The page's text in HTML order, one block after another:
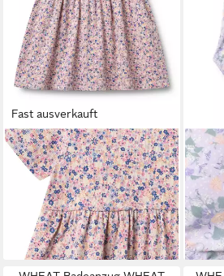
Fast ausverkauft
WHEAT
A-Linien-Kleid WHEAT Jersey
Dress Anna (1-tlg)
55,95 €
lieferbar - in 2-3 Werktagen bei dir
55,95